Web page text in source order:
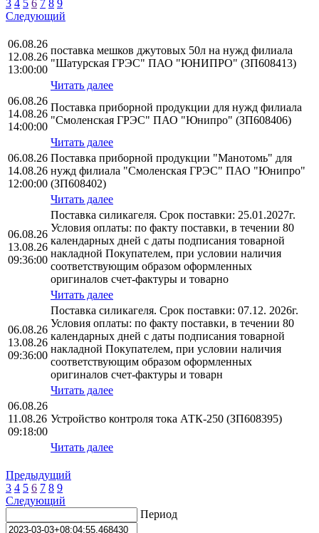
3 4 5 6 7 8 9
Следующий
06.08.26
12.08.26
13:00:00
поставка мешков джутовых 50л на нужд филиала
"Шатурская ГРЭС" ПАО "ЮНИПРО" (ЗП608413)
Читать далее
06.08.26
14.08.26
14:00:00
Поставка приборной продукции для нужд филиала
"Смоленская ГРЭС" ПАО "Юнипро" (ЗП608406)
Читать далее
06.08.26
14.08.26
12:00:00
Поставка приборной продукции "Манотомь" для
нужд филиала "Смоленская ГРЭС" ПАО "Юнипро"
(ЗП608402)
Читать далее
06.08.26
13.08.26
09:36:00
Поставка силикагеля. Срок поставки: 25.01.2027г.
Условия оплаты: по факту поставки, в течении 80
календарных дней с даты подписания товарной
накладной Покупателем, при условии наличия
соответствующим образом оформленных
оригиналов счет-фактуры и товарно
Читать далее
06.08.26
13.08.26
09:36:00
Поставка силикагеля. Срок поставки: 07.12. 2026г.
Условия оплаты: по факту поставки, в течении 80
календарных дней с даты подписания товарной
накладной Покупателем, при условии наличия
соответствующим образом оформленных
оригиналов счет-фактуры и товарн
Читать далее
06.08.26
11.08.26
09:18:00
Устройство контроля тока АТК-250 (ЗП608395)
Читать далее
Предыдущий
3 4 5 6 7 8 9
Следующий
Период